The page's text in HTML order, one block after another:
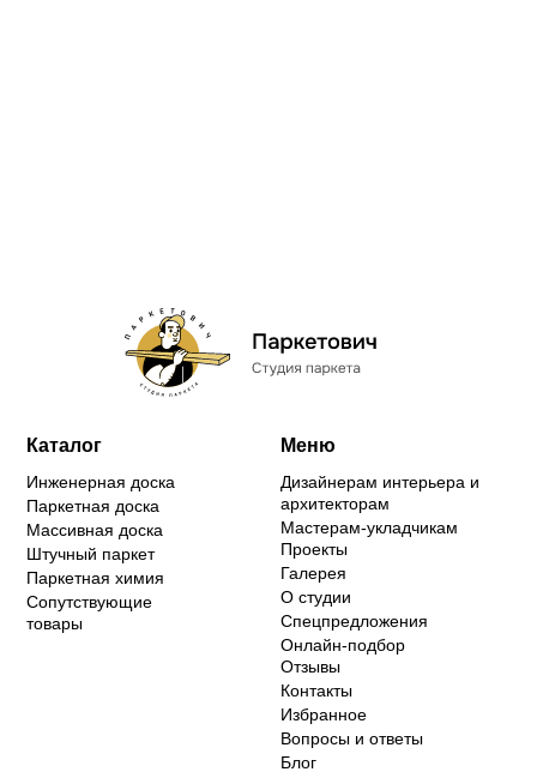
Каталог
Инженерная доска
Паркетная доска
Массивная доска
Штучный паркет
Паркетная химия
Сопутствующие
товары
Меню
Дизайнерам интерьера и
архитекторам
Мастерам-укладчикам
Проекты
Галерея
О студии
Спецпредложения
Онлайн-подбор
Отзывы
Контакты
Избранное
Вопросы и ответы
Блог